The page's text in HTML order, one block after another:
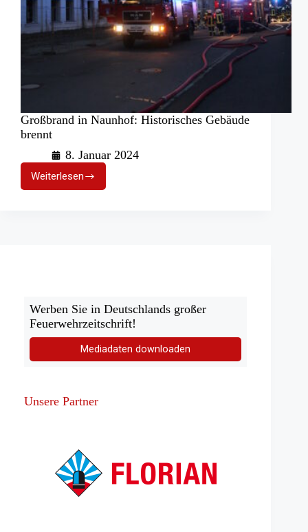
Großbrand in Naunhof: Historisches Gebäude
brennt
8. Januar 2024
WeiterlesenGroßbrand
in
Werben Sie in Deutschlands großer
Feuerwehrzeitschrift!
Mediadaten downloaden
Unsere Partner